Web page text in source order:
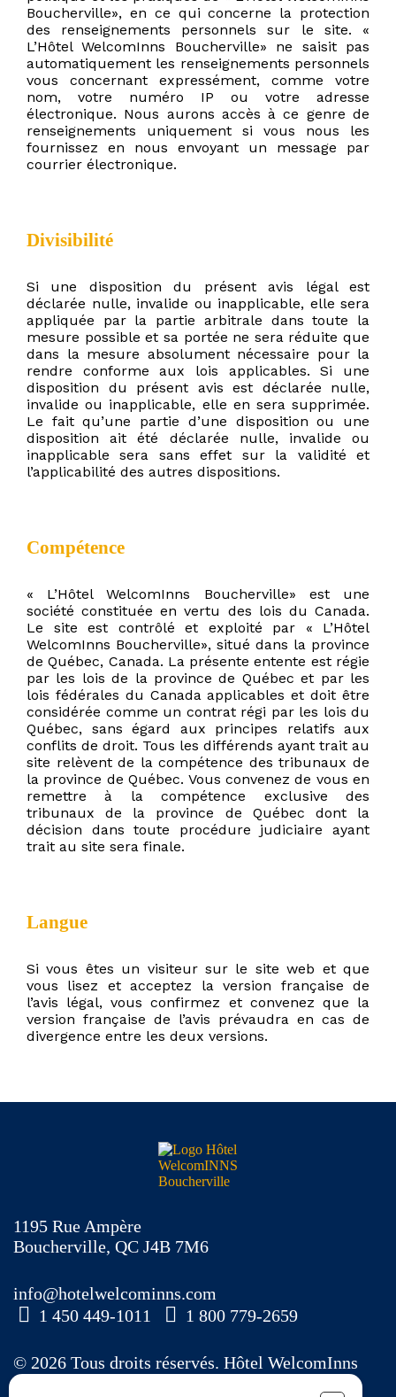
Boucherville», en ce qui concerne la protection
des renseignements personnels sur le site. «
L’Hôtel WelcomInns Boucherville» ne saisit pas
automatiquement les renseignements personnels
vous concernant expressément, comme votre
nom, votre numéro IP ou votre adresse
électronique. Nous aurons accès à ce genre de
renseignements uniquement si vous nous les
fournissez en nous envoyant un message par
courrier électronique.
Divisibilité
Si une disposition du présent avis légal est
déclarée nulle, invalide ou inapplicable, elle sera
appliquée par la partie arbitrale dans toute la
mesure possible et sa portée ne sera réduite que
dans la mesure absolument nécessaire pour la
rendre conforme aux lois applicables. Si une
disposition du présent avis est déclarée nulle,
invalide ou inapplicable, elle en sera supprimée.
Le fait qu’une partie d’une disposition ou une
disposition ait été déclarée nulle, invalide ou
inapplicable sera sans effet sur la validité et
l’applicabilité des autres dispositions.
Compétence
« L’Hôtel WelcomInns Boucherville» est une
société constituée en vertu des lois du Canada.
Le site est contrôlé et exploité par « L’Hôtel
WelcomInns Boucherville», situé dans la province
de Québec, Canada. La présente entente est régie
par les lois de la province de Québec et par les
lois fédérales du Canada applicables et doit être
considérée comme un contrat régi par les lois du
Québec, sans égard aux principes relatifs aux
conflits de droit. Tous les différends ayant trait au
site relèvent de la compétence des tribunaux de
la province de Québec. Vous convenez de vous en
remettre à la compétence exclusive des
tribunaux de la province de Québec dont la
décision dans toute procédure judiciaire ayant
trait au site sera finale.
Langue
Si vous êtes un visiteur sur le site web et que
vous lisez et acceptez la version française de
l’avis légal, vous confirmez et convenez que la
version française de l’avis prévaudra en cas de
divergence entre les deux versions.
1195 Rue Ampère
Boucherville, QC J4B 7M6
info@hotelwelcominns.com
1 450 449-1011
1 800 779-2659
© 2026 Tous droits réservés. Hôtel WelcomInns
Boucherville. CITQ: 507216